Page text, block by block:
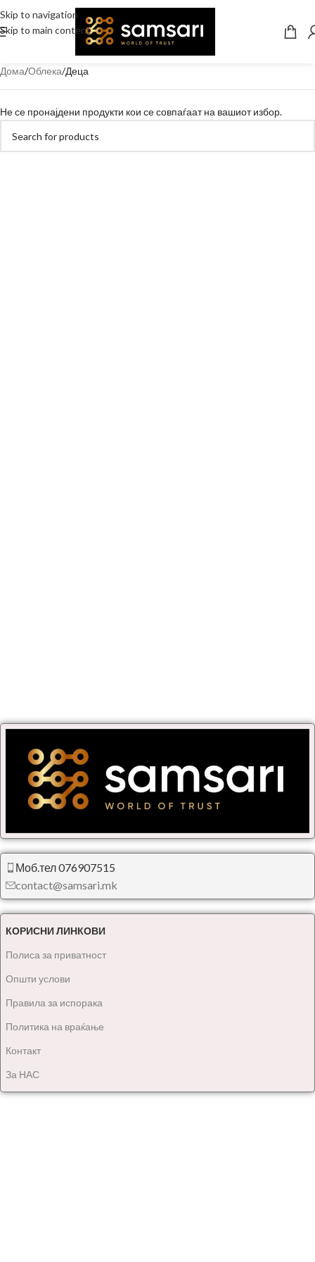
Skip to navigation
Skip to main content
Дома Облека Деца
Не се пронајдени продукти кои се совпаѓаат на вашиот избор.
Моб.тел 076907515
contact@samsari.mk
КОРИСНИ ЛИНКОВИ
Полиса за приватност
Општи услови
Правила за испорака
Политика на враќање
Контакт
За НАС